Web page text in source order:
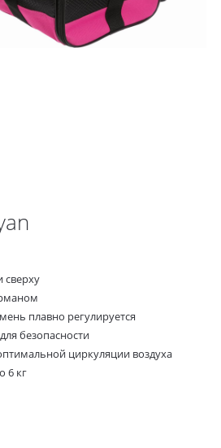
сверху
плавно регулируется
безопасности
циркуляции воздуха
6 кг